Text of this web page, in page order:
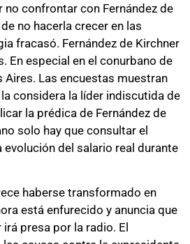
confrontar con Fernández de
no hacerla crecer en las
fracasó. Fernández de Kirchner
En especial en el conurbano de
Aires. Las encuestas muestran
considera la líder indiscutida de
la prédica de Fernández de
solo hay que consultar el
del salario real durante
haberse transformado en
está enfurecido y anuncia que
irá presa por la radio. El